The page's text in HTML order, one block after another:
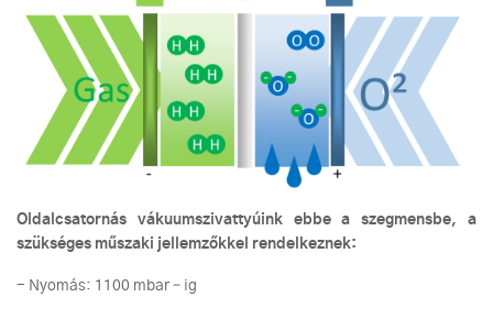
Oldalcsatornás vákuumszivattyúink ebbe a szegmensbe, a
szükséges műszaki jellemzőkkel rendelkeznek:
- Nyomás: 1100 mbar – ig